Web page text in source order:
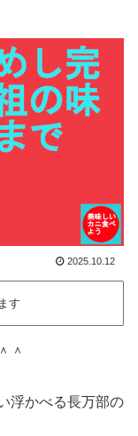
2025.10.12
す
＾
浮かべる長万部の